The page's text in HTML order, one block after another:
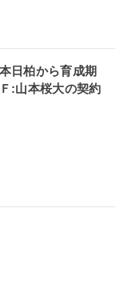
日柏から育成期
:山本桜大の契約